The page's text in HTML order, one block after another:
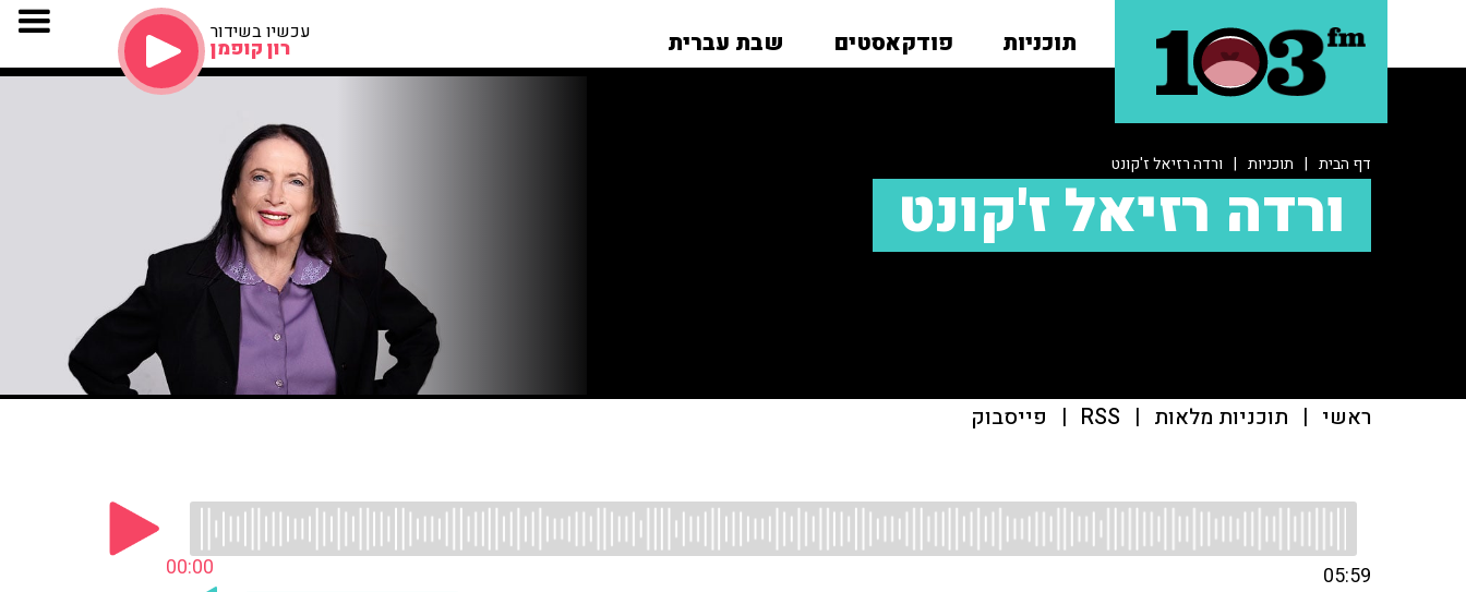
תוכניות פודקאסטים שבת עברית עכשיו בשידור
רון קופמן
דף הבית | תוכניות | ורדה רזיאל ז'קונט
ורדה רזיאל ז'קונט
ראשי | תוכניות מלאות |
RSS
| פייסבוק
00:00 05:59